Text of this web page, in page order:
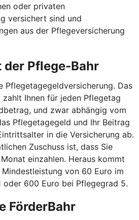
oder privaten
versichert sind und
aus der Pflegeversicherung
Pflege-Bahr
Pflegetagegeldversicherung. Das
zahlt Ihnen für jeden Pflegetag
und zwar abhängig vom
Pflegetagegeld und Ihr Beitrag
in die Versicherung ab.
Zuschuss ist, dass Sie
einzahlen. Heraus kommt
von 60 Euro im
oder 600 Euro bei Pflegegrad 5.
FörderBahr